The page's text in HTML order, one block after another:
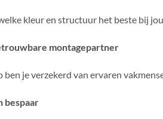
kleur en structuur het beste bij
montagepartner
ben je verzekerd van ervaren
bespaar